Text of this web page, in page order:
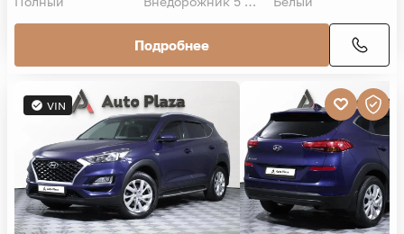
Hyundai
71 600 км 2 л.
150 л.с.
1 владелец
Бензин
Полный
Внедорожник 5 дв. Белый
Подробнее